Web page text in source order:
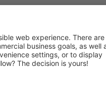
sciistico "Dolomiti Superski"
fon per capelli
per caffè